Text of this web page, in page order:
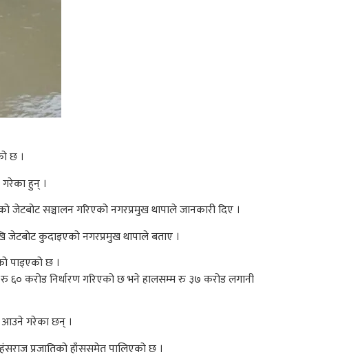
छ ।
हुन् ।
जेटबोट सञ्चालन गरिएको नगरप्रमुख थापाले जानकारी दिए ।
जेटबोट कुदाइएको नगरप्रमुख थापाले बताए ।
पाइएको छ ।
६० करोड निर्धारण गरिएको छ भने हालसम्म रु ३७ करोड लगानी
आउने गरेका छन् ।
प्रजातिको हाँससमेत पालिएको छ ।